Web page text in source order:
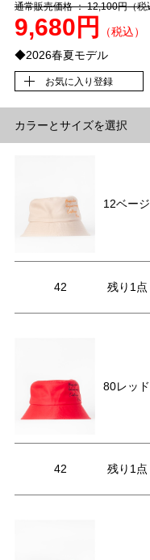
通常販売価格 ： 12,100円（税
9,680円
（税込）
◆2026春夏モデル
お気に入り登録
カラーとサイズを選択
12ベー
42 残り1点
80レッド
42 残り1点